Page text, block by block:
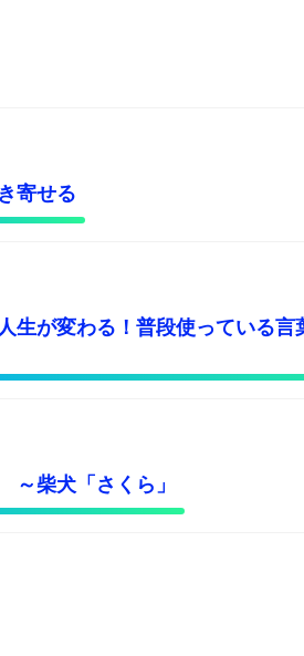
寄せる
生が変わる！普段使っている言
柴犬「さくら」